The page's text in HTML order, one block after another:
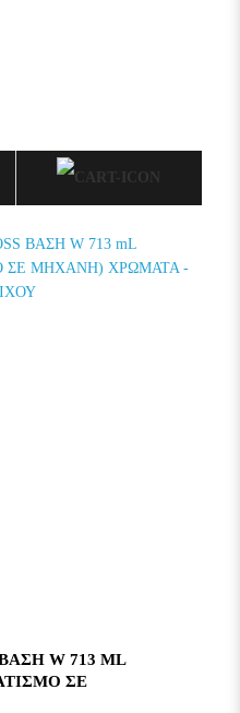
ΒΑΣΗ W 713 ML
ΣΕ